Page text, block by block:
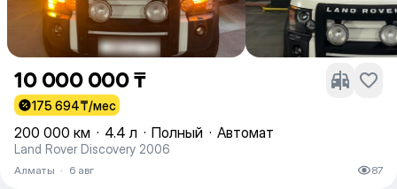
10 000 000 ₸
175 694₸/мес
200 000 км · 4.4 л · Полный · Автомат
Land Rover Discovery 2006
Алматы · 6 авг 87